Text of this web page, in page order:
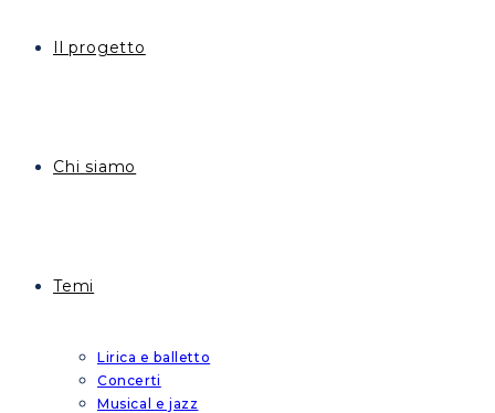
Il progetto
Chi siamo
Temi
Lirica e balletto
Concerti
Musical e jazz